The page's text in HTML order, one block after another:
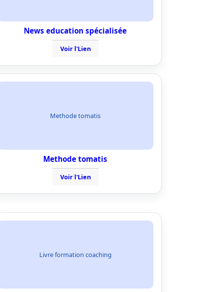
News education spécialisée
Voir l'Lien
Methode tomatis
Methode tomatis
Voir l'Lien
Livre formation coaching